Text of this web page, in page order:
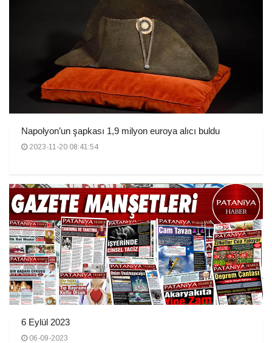
Napolyon’un şapkası 1,9 milyon euroya alıcı buldu
2023-11-20 08:41:54
6 Eylül 2023
06-09-2023